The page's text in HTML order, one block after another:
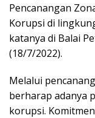
Pencanangan
Korupsi di
katanya di Balai
(18/7/2022).
Melalui
berharap adanya
korupsi.